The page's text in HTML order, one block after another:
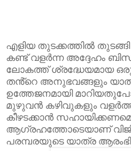
എളിയ തുടക്കത്തിൽ
കണ്ട് വളർന്ന അദ്ദേഹം
ലോകത്ത് ശ്രദ്ധേയമായ ഒരു
തൻ്റെ അനുഭവങ്ങളും
ഉത്തേജനമായി
മുഴുവൻ കഴിവുകളും
കീഴടക്കാൻ
ആഗ്രഹത്തോടെയാണ്
പരമ്പരയുടെ യാത്ര